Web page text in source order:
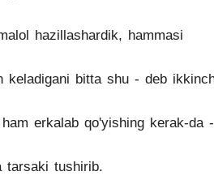
hazillashardik, hammasi
keladigani bitta shu - deb
erkalab qo'yishing kerak-da -
tarsaki tushirib.